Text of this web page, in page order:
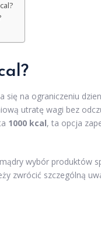
się na ograniczeniu
utratę wagi bez
1000 kcal, ta opcja
wybór produktów
zwrócić szczególną